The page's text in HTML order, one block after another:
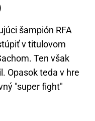
šampión RFA
v titulovom
Ten však
Opasok teda v hre
"super fight"